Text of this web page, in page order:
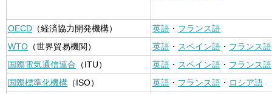
OECD （経済協力開発機構） 英語 ・ フランス語
WTO （世界貿易機関） 英語 ・ スペイン語 ・ フランス語
国際電気通信連合 （ITU） 英語 ・ スペイン語 ・ フランス語
国際標準化機構 （ISO） 英語 ・ フランス語 ・ ロシア語